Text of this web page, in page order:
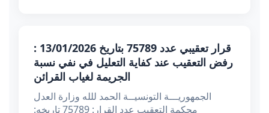
قرار تعقيبي عدد 75789 بتاريخ 13/01/2026 :
رفض التعقيب عند كفاية التعليل في نفي نسبة
الجريمة لغياب القرائن
الجمهوريـــة التونسيــة الحمد للله وزارة العدل
محكمة التعقيب عدد القرار: 75789 تاريخه: